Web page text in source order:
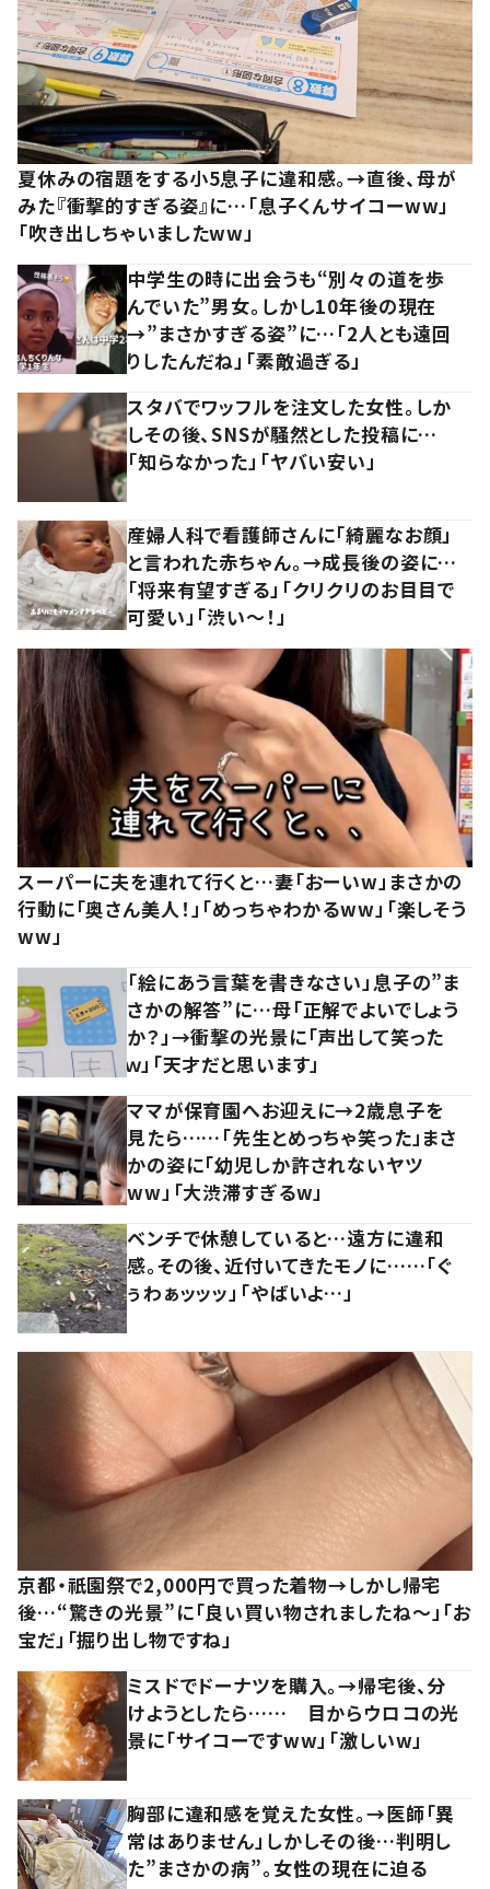
夏休みの宿題をする小5息子に違和感。→直後、母が
みた『衝撃的すぎる姿』に…「息子くんサイコーww」
「吹き出しちゃいましたww」
中学生の時に出会うも“別々の道を歩
んでいた”男女。しかし10年後の現在
→”まさかすぎる姿”に…「2人とも遠回
りしたんだね」「素敵過ぎる」
スタバでワッフルを注文した女性。しか
しその後、SNSが騒然とした投稿に…
「知らなかった」「ヤバい安い」
産婦人科で看護師さんに「綺麗なお顔」
と言われた赤ちゃん。→成長後の姿に…
「将来有望すぎる」「クリクリのお目目で
可愛い」「渋い～！」
スーパーに夫を連れて行くと…妻「おーいw」まさかの
行動に「奥さん美人！」「めっちゃわかるww」「楽しそう
ww」
「絵にあう言葉を書きなさい」息子の”ま
さかの解答”に…母「正解でよいでしょう
か？」→衝撃の光景に「声出して笑った
ｗ」「天才だと思います」
ママが保育園へお迎えに→2歳息子を
見たら……「先生とめっちゃ笑った」まさ
かの姿に「幼児しか許されないヤツ
ww」「大渋滞すぎるw」
ベンチで休憩していると…遠方に違和
感。その後、近付いてきたモノに……「ぐ
ぅわぁッッッ」「やばいよ…」
京都・祇園祭で2,000円で買った着物→しかし帰宅
後…“驚きの光景”に「良い買い物されましたね～」「お
宝だ」「掘り出し物ですね」
ミスドでドーナツを購入。→帰宅後、分
けようとしたら…… 目からウロコの光
景に「サイコーですww」「激しいw」
胸部に違和感を覚えた女性。→医師「異
常はありません」しかしその後…判明し
た”まさかの病”。女性の現在に迫る